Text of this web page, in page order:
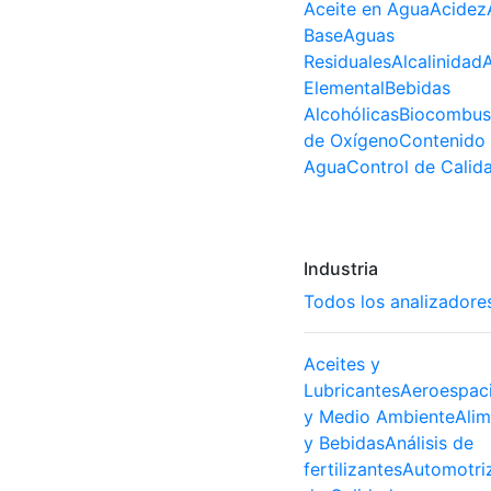
Aceite en AguaAcidez
BaseAguas
ResidualesAlcalinidad
ElementalBebidas
Alcohólicas
de OxígenoContenido
AguaControl de
Industria
Todos los
Aceites y
Lubricantes
y Medio Ambiente
y BebidasAnálisis de
fertilizantes